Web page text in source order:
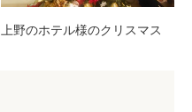
上野のホテル様のクリスマス